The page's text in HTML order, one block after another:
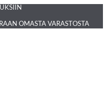
OMASTA VARASTOSTA